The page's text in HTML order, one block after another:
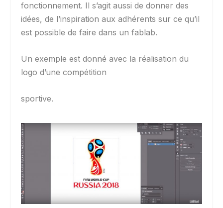
fonctionnement. Il s’agit aussi de donner des
idées, de l’inspiration aux adhérents sur ce qu’il
est possible de faire dans un fablab.
Un exemple est donné avec la réalisation du
logo d’une compétition
sportive.